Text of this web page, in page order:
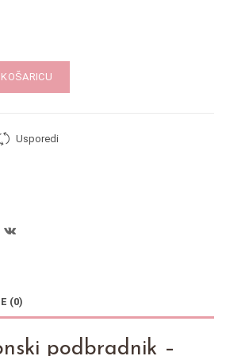
Usporedi
(0)
podbradnik –